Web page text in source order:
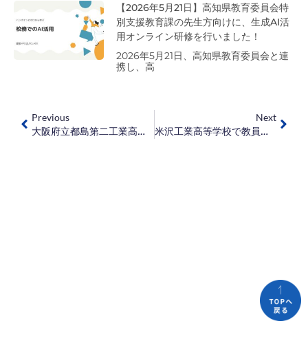
【2026年5月21日】高知県教育委員会特
別支援教育課の先生方向けに、生成AI活
用オンライン研修を行いました！
2026年5月21日、高知県教育委員会と連
携し、高
Previous
大阪府立都島第二工業高等学校で教員講習会を実施しました！
Next
米沢工業高等学校で教員講習会を実施しました！